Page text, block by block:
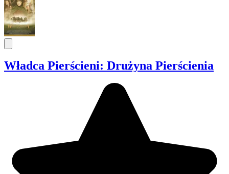
Władca Pierścieni: Drużyna Pierścienia